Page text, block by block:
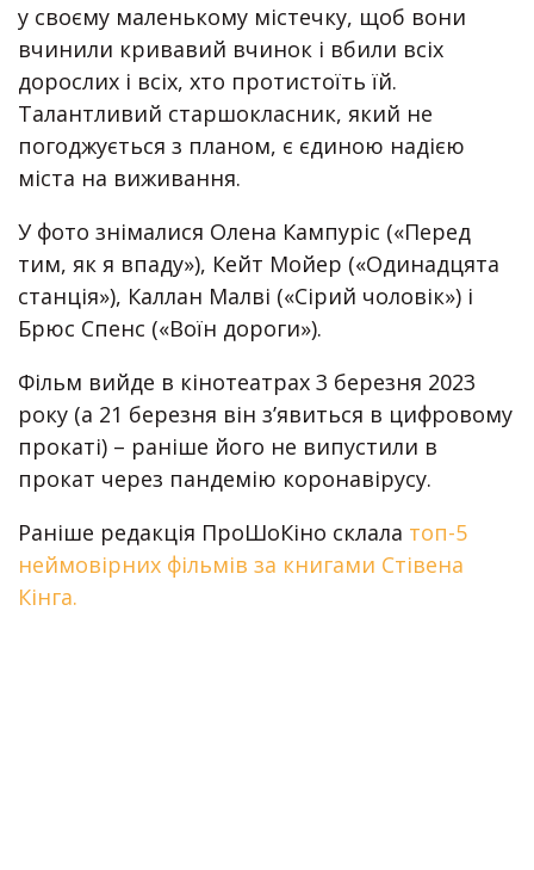
у своєму маленькому містечку, щоб вони
вчинили кривавий вчинок і вбили всіх
дорослих і всіх, хто протистоїть їй.
Талантливий старшокласник, який не
погоджується з планом, є єдиною надією
міста на виживання.
У фото знімалися Олена Кампуріс («Перед
тим, як я впаду»), Кейт Мойер («Одинадцята
станція»), Каллан Малві («Сірий чоловік») і
Брюс Спенс («Воїн дороги»).
Фільм вийде в кінотеатрах 3 березня 2023
року (а 21 березня він з’явиться в цифровому
прокаті) – раніше його не випустили в
прокат через пандемію коронавірусу.
Раніше редакція ПроШоКіно склала топ-5
неймовірних фільмів за книгами Стівена
Кінга.